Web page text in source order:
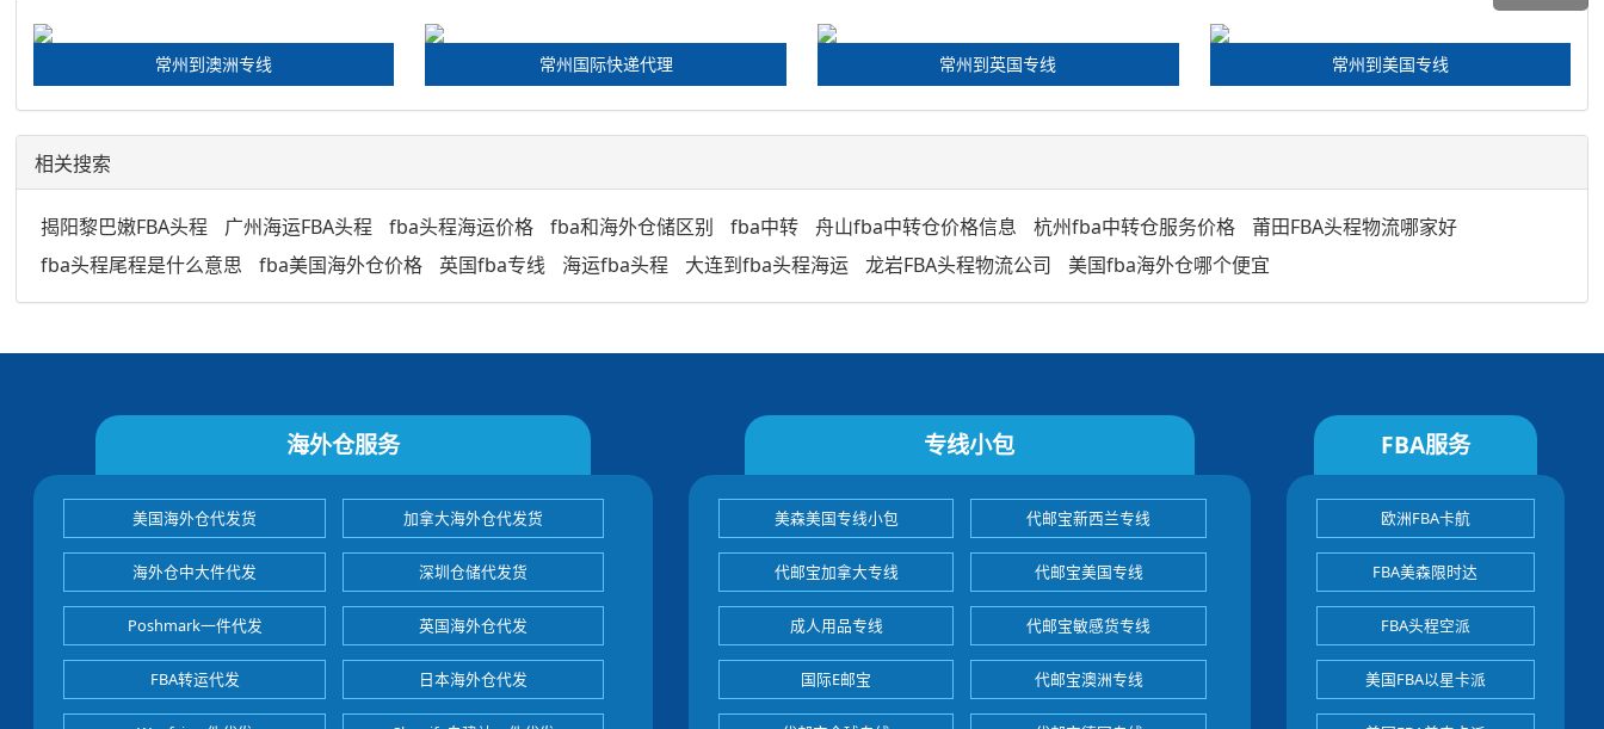
常州到澳洲专线 常州国际快递代理 常州到英国专线 常州到美国专线
相关搜索
揭阳黎巴嫩FBA头程 广州海运FBA头程 fba头程海运价格 fba和海外仓储区别 fba中转 舟山fba中转仓价格信息 杭州fba中转仓服务价格
莆田FBA头程物流哪家好
fba头程尾程是什么意思
fba美国海外仓价格 英国fba专线 海运fba头程 大连到fba头程海运 龙岩FBA头程物流公司 美国fba海外仓哪个便宜
海外仓服务
美国海外仓代发货 加拿大海外仓代发货
海外仓中大件代发 深圳仓储代发货
Poshmark一件代发 英国海外仓代发
FBA转运代发 日本海外仓代发
专线小包
美森美国专线小包 代邮宝新西兰专线
代邮宝加拿大专线 代邮宝美国专线
成人用品专线 代邮宝敏感货专线
国际E邮宝 代邮宝澳洲专线
FBA服务
欧洲FBA卡航
FBA美森限时达
FBA头程空派
美国FBA以星卡派